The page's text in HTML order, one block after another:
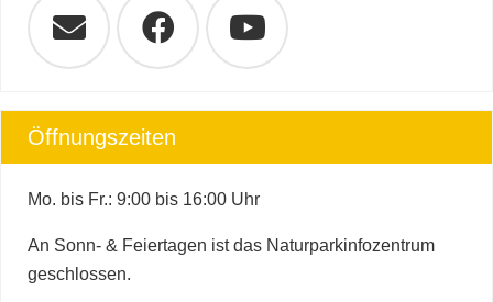
Öffnungszeiten
Mo. bis Fr.: 9:00 bis 16:00 Uhr
An Sonn- & Feiertagen ist das Naturparkinfozentrum
geschlossen.